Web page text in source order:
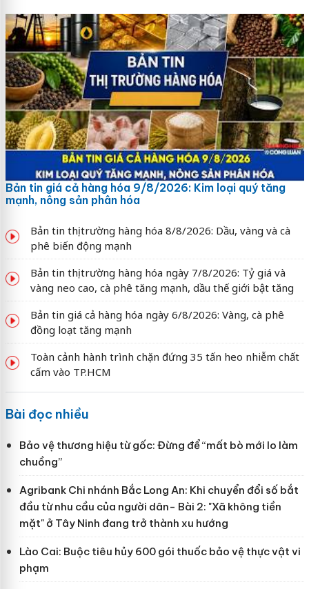
Bản tin giá cả hàng hóa 9/8/2026: Kim loại quý tăng
mạnh, nông sản phân hóa
Bản tin thị trường hàng hóa 8/8/2026: Dầu, vàng và cà
phê biến động mạnh
Bản tin thị trường hàng hóa ngày 7/8/2026: Tỷ giá và
vàng neo cao, cà phê tăng mạnh, dầu thế giới bật tăng
Bản tin giá cả hàng hóa ngày 6/8/2026: Vàng, cà phê
đồng loạt tăng mạnh
Toàn cảnh hành trình chặn đứng 35 tấn heo nhiễm chất
cấm vào TP.HCM
Bài đọc nhiều
Bảo vệ thương hiệu từ gốc: Đừng để “mất bò mới lo làm
chuồng”
Agribank Chi nhánh Bắc Long An: Khi chuyển đổi số bắt
đầu từ nhu cầu của người dân- Bài 2: "Xã không tiền
mặt" ở Tây Ninh đang trở thành xu hướng
Lào Cai: Buộc tiêu hủy 600 gói thuốc bảo vệ thực vật vi
phạm